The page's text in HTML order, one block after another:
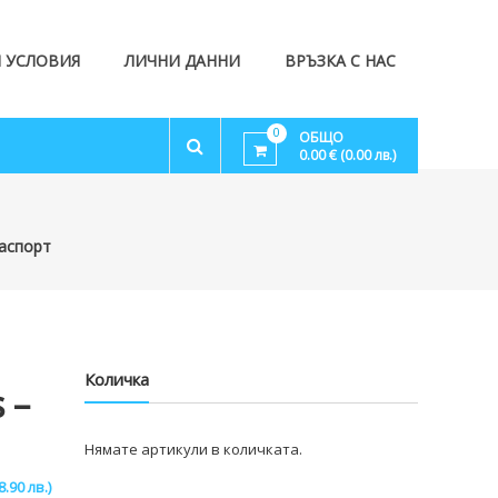
ЛИЧНИ ДАННИ ВРЪЗКА С НАС
0
ОБЩО
0.00 € (0.00 лв.)
–
лв.)
Количка
Нямате артикули в количката.